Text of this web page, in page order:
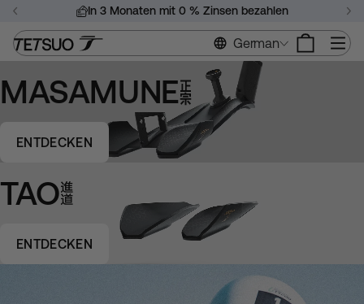
Zum
springen
Diashow
anhalten
In 3 Monaten mit 0 % Zinsen bezahlen
German
MASAMUNE
ENTDECKEN
TAO
ENTDECKEN